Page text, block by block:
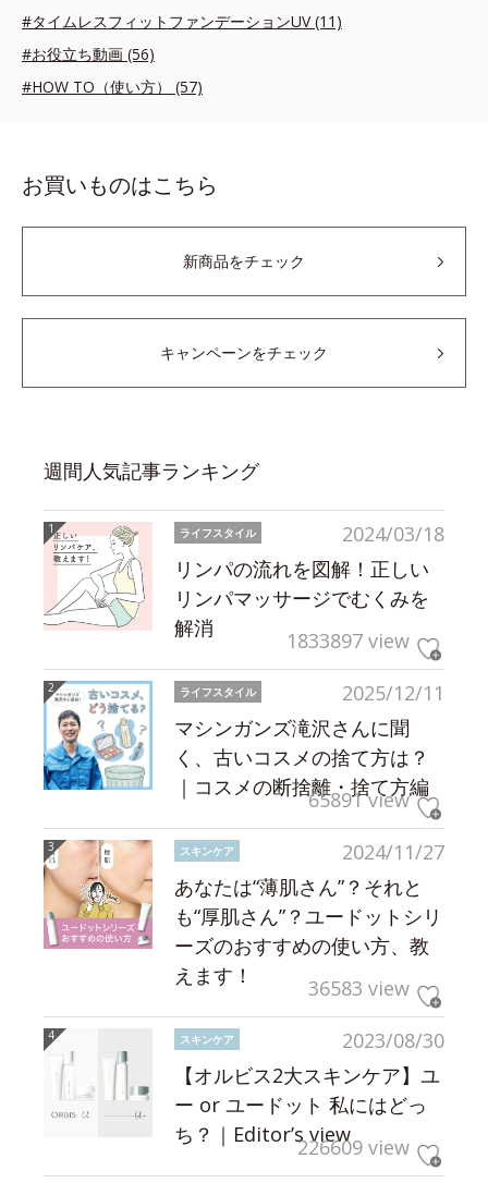
#タイムレスフィットファンデーションUV (11)
#お役立ち動画 (56)
#HOW TO（使い方） (57)
お買いものはこちら
新商品をチェック
キャンペーンをチェック
週間人気記事ランキング
2024/03/18
ライフスタイル
リンパの流れを図解！正しい
リンパマッサージでむくみを
解消
1833897 view
2025/12/11
ライフスタイル
マシンガンズ滝沢さんに聞
く、古いコスメの捨て方は？
｜コスメの断捨離・捨て方編
65891 view
2024/11/27
スキンケア
あなたは“薄肌さん”？それと
も“厚肌さん”？ユードットシリ
ーズのおすすめの使い方、教
えます！
36583 view
2023/08/30
スキンケア
【オルビス2大スキンケア】ユ
ー or ユードット 私にはどっ
ち？｜Editor’s view226609 view